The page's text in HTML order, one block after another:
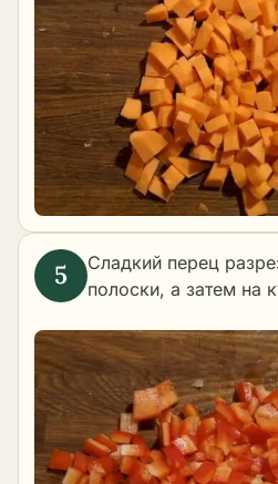
Сладкий перец
полоски, а затем на